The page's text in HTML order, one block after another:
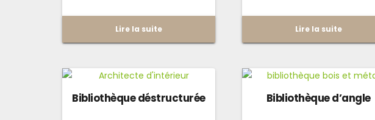
Lire la suite Lire la suite
Bibliothèque déstructurée Bibliothèque d’angle